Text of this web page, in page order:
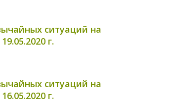
ситуаций на
г.
ситуаций на
г.